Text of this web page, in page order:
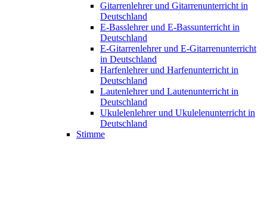
Gitarrenlehrer und Gitarrenunterricht in
Deutschland
E-Basslehrer und E-Bassunterricht in
Deutschland
E-Gitarrenlehrer und E-Gitarrenunterricht
in Deutschland
Harfenlehrer und Harfenunterricht in
Deutschland
Lautenlehrer und Lautenunterricht in
Deutschland
Ukulelenlehrer und Ukulelenunterricht in
Deutschland
Stimme